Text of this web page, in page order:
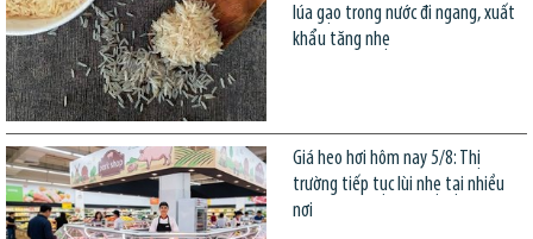
lúa gạo trong nước đi ngang, xuất
khẩu tăng nhẹ
Giá heo hơi hôm nay 5/8: Thị
trường tiếp tục lùi nhẹ tại nhiều
nơi